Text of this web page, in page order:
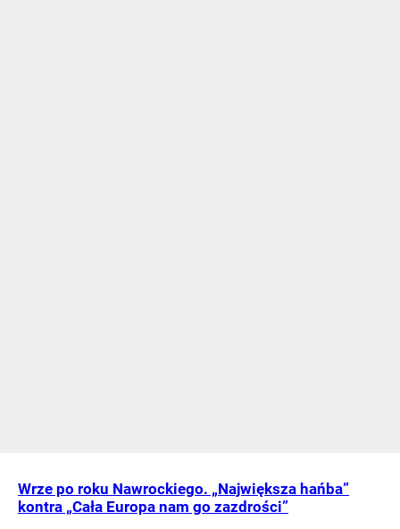
Wrze po roku Nawrockiego. „Największa hańba”
kontra „Cała Europa nam go zazdrości”